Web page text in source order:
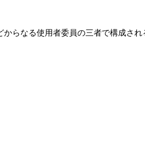
らなる使用者委員の三者で構成され